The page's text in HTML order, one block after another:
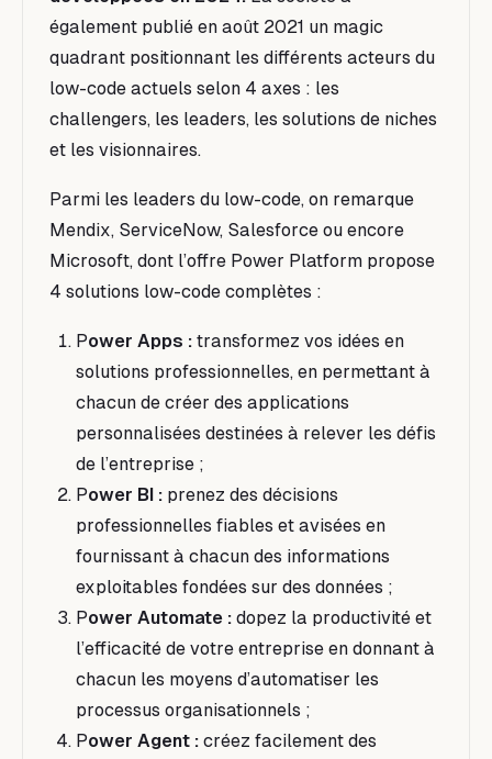
également publié en août 2021 un magic
quadrant positionnant les différents acteurs du
low-code actuels selon 4 axes : les
challengers, les leaders, les solutions de niches
et les visionnaires.
Parmi les leaders du low-code, on remarque
Mendix, ServiceNow, Salesforce ou encore
Microsoft, dont l’offre Power Platform propose
4 solutions low-code complètes :
Power Apps : transformez vos idées en
solutions professionnelles, en permettant à
chacun de créer des applications
personnalisées destinées à relever les défis
de l’entreprise ;
Power BI : prenez des décisions
professionnelles fiables et avisées en
fournissant à chacun des informations
exploitables fondées sur des données ;
Power Automate : dopez la productivité et
l’efficacité de votre entreprise en donnant à
chacun les moyens d’automatiser les
processus organisationnels ;
Power Agent : créez facilement des